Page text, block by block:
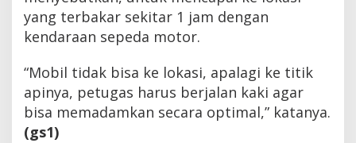
yang terbakar sekitar 1 jam dengan
kendaraan sepeda motor.
“Mobil tidak bisa ke lokasi, apalagi ke titik
apinya, petugas harus berjalan kaki agar
bisa memadamkan secara optimal,” katanya.
(gs1)